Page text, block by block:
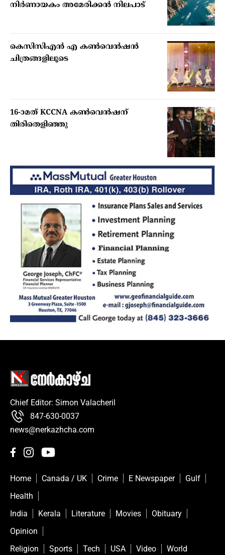
നിര്‍ണായകം അമേരിക്കന്‍ നിലപാട്
കെസിസിഎൻ എ കൺവെൻഷൻ
ചിത്രങ്ങളിലൂടെ
16-ാമത് KCCNA കൺവെൻഷന്
തിരിതെളിഞ്ഞു
Chief Editor: Simon Valacheril
847-630-0037
news@nerkazhcha.com
Home Canada / UK Crime E Newspaper
Gulf
Health
India
Kerala Literature Movies
Obituary
Opinion
Religion
Sports Tech USA Video World